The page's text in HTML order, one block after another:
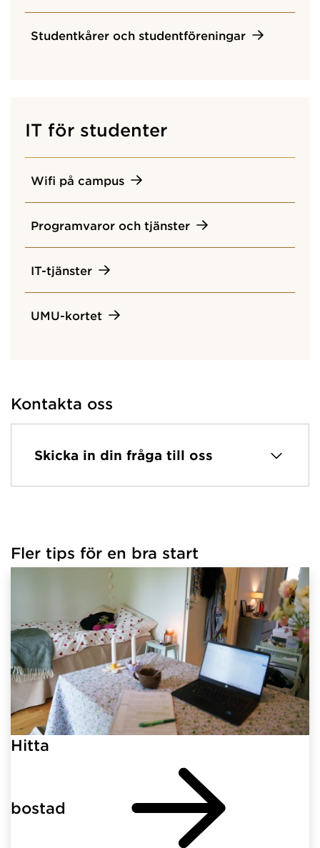
Studentkårer och studentföreningar
IT för studenter
Wifi på campus
Programvaror och tjänster
IT-tjänster
UMU-kortet
Kontakta oss
Skicka in din fråga till oss
Fler tips för en bra start
Hitta
bostad